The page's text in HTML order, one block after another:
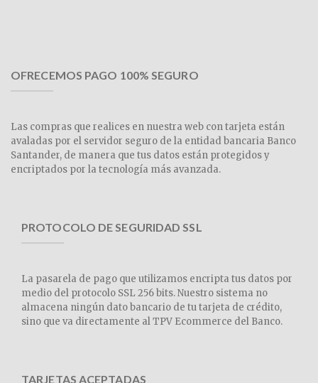
OFRECEMOS PAGO 100% SEGURO
Las compras que realices en nuestra web con tarjeta están
avaladas por el servidor seguro de la entidad bancaria Banco
Santander, de manera que tus datos están protegidos y
encriptados por la tecnología más avanzada.
PROTOCOLO DE SEGURIDAD SSL
La pasarela de pago que utilizamos encripta tus datos por
medio del protocolo SSL 256 bits. Nuestro sistema no
almacena ningún dato bancario de tu tarjeta de crédito,
sino que va directamente al TPV Ecommerce del Banco.
TARJETAS ACEPTADAS